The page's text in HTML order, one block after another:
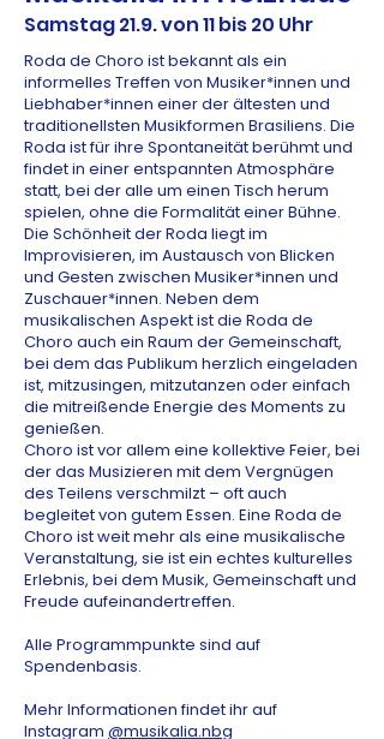
Samstag 21.9. von 11 bis 20 Uhr
Roda de Choro ist bekannt als ein
informelles Treffen von Musiker*innen und
Liebhaber*innen einer der ältesten und
traditionellsten Musikformen Brasiliens. Die
Roda ist für ihre Spontaneität berühmt und
findet in einer entspannten Atmosphäre
statt, bei der alle um einen Tisch herum
spielen, ohne die Formalität einer Bühne.
Die Schönheit der Roda liegt im
Improvisieren, im Austausch von Blicken
und Gesten zwischen Musiker*innen und
Zuschauer*innen. Neben dem
musikalischen Aspekt ist die Roda de
Choro auch ein Raum der Gemeinschaft,
bei dem das Publikum herzlich eingeladen
ist, mitzusingen, mitzutanzen oder einfach
die mitreißende Energie des Moments zu
genießen.
Choro ist vor allem eine kollektive Feier, bei
der das Musizieren mit dem Vergnügen
des Teilens verschmilzt – oft auch
begleitet von gutem Essen. Eine Roda de
Choro ist weit mehr als eine musikalische
Veranstaltung, sie ist ein echtes kulturelles
Erlebnis, bei dem Musik, Gemeinschaft und
Freude aufeinandertreffen.
Alle Programmpunkte sind auf
Spendenbasis.
Mehr Informationen findet ihr auf
Instagram @musikalia.nbg